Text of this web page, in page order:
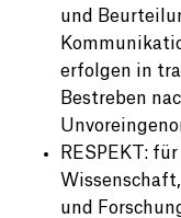
und
erfolgen in
Bestreben
RESPEKT:
und